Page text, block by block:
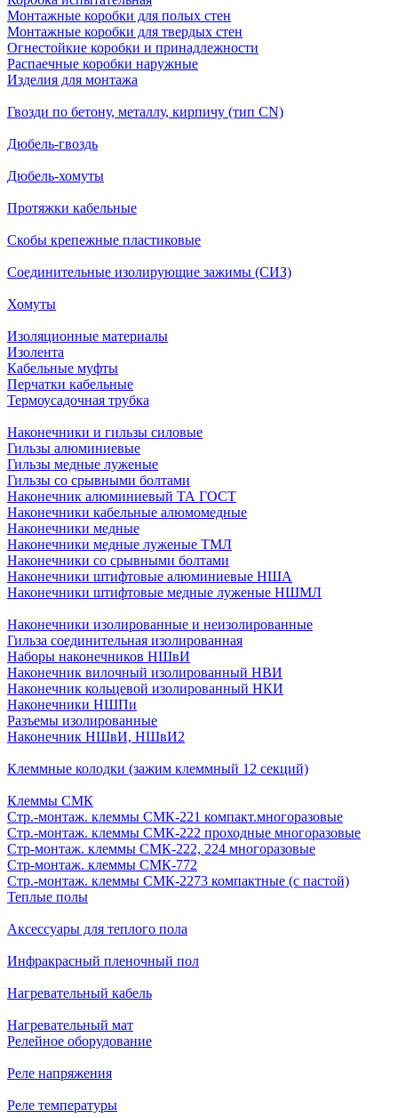
Монтажные коробки для полых стен
Монтажные коробки для твердых стен
Огнестойкие коробки и принадлежности
Распаечные коробки наружные
Изделия для монтажа
Гвозди по бетону, металлу, кирпичу (тип CN)
Дюбель-гвоздь
Дюбель-хомуты
Протяжки кабельные
Скобы крепежные пластиковые
Соединительные изолирующие зажимы (СИЗ)
Хомуты
Изоляционные материалы
Изолента
Кабельные муфты
Перчатки кабельные
Термоусадочная трубка
Наконечники и гильзы силовые
Гильзы алюминиевые
Гильзы медные луженые
Гильзы со срывными болтами
Наконечник алюминиевый ТА ГОСТ
Наконечники кабельные алюмомедные
Наконечники медные
Наконечники медные луженые ТМЛ
Наконечники со срывными болтами
Наконечники штифтовые алюминиевые НША
Наконечники штифтовые медные луженые НШМЛ
Наконечники изолированные и неизолированные
Гильза соединительная изолированная
Наборы наконечников НШвИ
Наконечник вилочный изолированный НВИ
Наконечник кольцевой изолированный НКИ
Наконечники НШПи
Разъемы изолированные
Наконечник НШвИ, НШвИ2
Клеммные колодки (зажим клеммный 12 секций)
Клеммы СМК
Стр.-монтаж. клеммы СМК-221 компакт.многоразовые
Стр.-монтаж. клеммы СМК-222 проходные многоразовые
Стр-монтаж. клеммы СМК-222, 224 многоразовые
Стр-монтаж. клеммы СМК-772
Стр.-монтаж. клеммы СМК-2273 компактные (с пастой)
Теплые полы
Аксессуары для теплого пола
Инфракрасный пленочный пол
Нагревательный кабель
Нагревательный мат
Релейное оборудование
Реле напряжения
Реле температуры